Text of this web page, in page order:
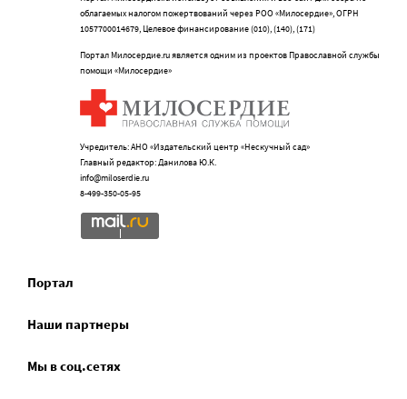
облагаемых налогом пожертвований через РОО «Милосердие», ОГРН
1057700014679, Целевое финансирование (010), (140), (171)
Портал Милосердие.ru является одним из проектов Православной службы
помощи «Милосердие»
Учредитель: АНО «Издательский центр «Нескучный сад»
Главный редактор: Данилова Ю.К.
info@miloserdie.ru
8-499-350-05-95
Портал
Наши партнеры
Мы в соц.сетях